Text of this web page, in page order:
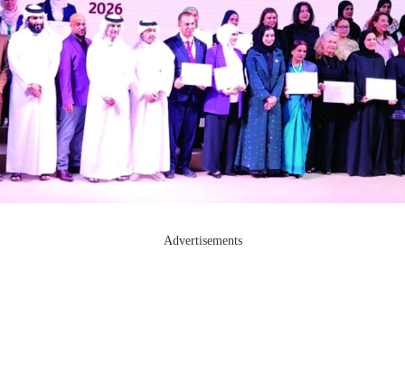
Advertisements